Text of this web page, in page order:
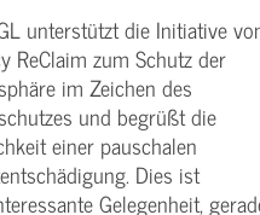
unterstützt die Initiative
ReClaim zum Schutz der
im Zeichen des
und begrüßt die
einer pauschalen
Dies ist
Gelegenheit,